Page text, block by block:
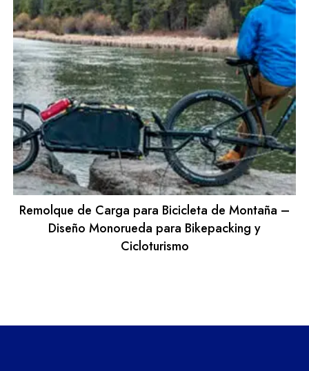
Remolque de Carga para Bicicleta de Montaña –
Diseño Monorueda para Bikepacking y
Cicloturismo